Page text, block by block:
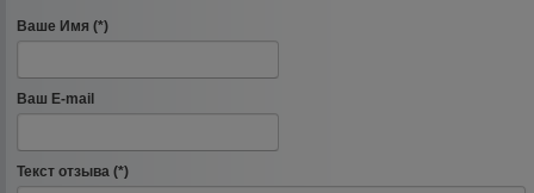
Ваше Имя (*)
Ваш E-mail
Текст отзыва (*)